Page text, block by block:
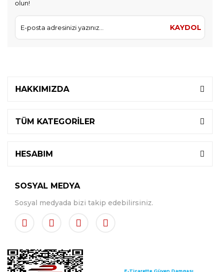
olun!
KAYDOL
HAKKIMIZDA
TÜM KATEGORİLER
HESABIM
SOSYAL MEDYA
Sosyal medyada bizi takip edebilirsiniz.
E-Ticarette Güven Damgası